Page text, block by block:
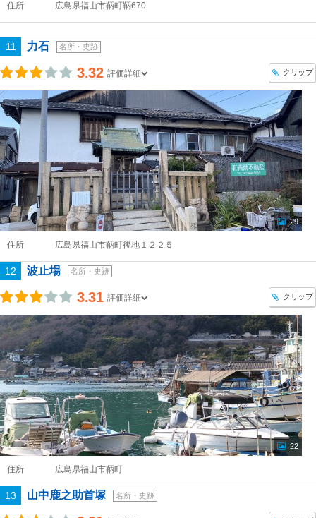
住所 広島県福山市鞆町鞆670
11 力石 名所・史跡
3.32 評価詳細 クリップ
29
住所 広島県福山市鞆町後地１２２５
12 波止場 名所・史跡
3.31 評価詳細 クリップ
22
住所 広島県福山市鞆町
13 山中鹿之助首塚 名所・史跡